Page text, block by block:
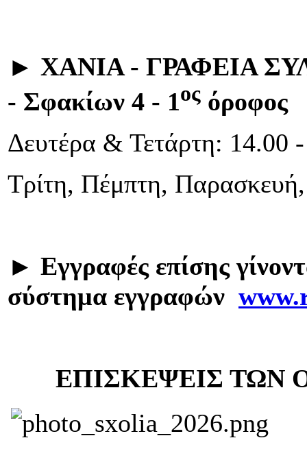
► ΧΑΝΙΑ - ΓΡΑΦΕΙΑ
- Σφακίων 4 - 1ος όροφος
Δευτέρα & Τετάρτη: 14.00
Τρίτη, Πέμπτη,
► Εγγραφές επίσης
σύστημα εγγραφών www.
ΕΠΙΣΚΕΨΕΙΣ ΤΩΝ